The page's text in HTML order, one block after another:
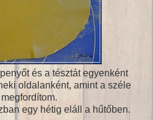
és a tésztát egyenként
oldalanként, amint a széle
egy hétig eláll a hűtőben.